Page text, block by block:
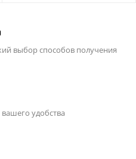
выбор способов получения
удобства